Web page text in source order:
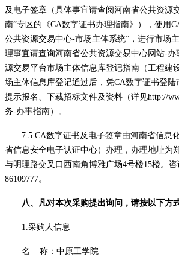
及电子签章（具体事宜请查阅河南省公共资源
南”专区的《CA数字证书办理指南》），使用
公共资源交易中心-市场主体系统”，进行市场
理事宜请查询河南省公共资源交易中心网站-
源交易平台市场主体信息库登记指南（工程建
场主体信息库登记通过后，凭CA数字证书登
提示报名、下载招标文件及资料（详见http://
务-办事指南）。
7.5 CA数字证书及电子签章由河南省信息
省信息安全电子认证中心）办理，办理地址为
与明理路交叉口西南角博雅广场4号楼15楼。咨
86109777。
八、凡对本次采购提出询问，请按以下方
1.采购人信息
名 称：中原工学院